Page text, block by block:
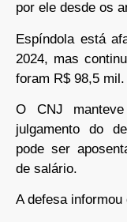
por ele desde os
Espíndola está
2024, mas
foram R$ 98,5 mil.
O CNJ
julgamento do
pode ser
de salário.
A defesa